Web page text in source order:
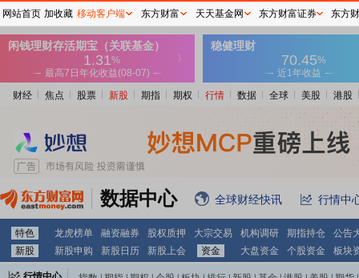
财经 焦点 股票 新股 期指 期权 行情 数据 全球 美股 港股
数据中心 全球财经快讯 行情中
特色 龙虎榜单 融资融券 股权质押 大宗交易 机构调研 期指持仓
公告
新股
新股申购 新股日历 新股上会 资金 大盘资金 个股资金 板块
网站首页 加收藏 移动客户端 东方财富 天天基金网 东方财富证券 东方